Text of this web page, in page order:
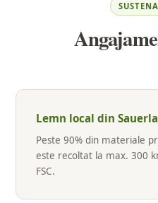
Lemn local din
Peste 90% din materiale
este recoltat la max. 300
FSC.